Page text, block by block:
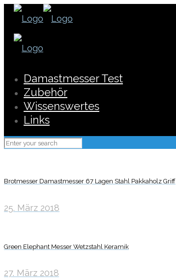
Damastmesser Test
Zubehör
Wissenswertes
Links
Brotmesser Damastmesser 67 Lagen Stahl Pakkaholz Griff
25. März 2018
Green Elephant Messer Wetzstahl Keramik
27. März 2018